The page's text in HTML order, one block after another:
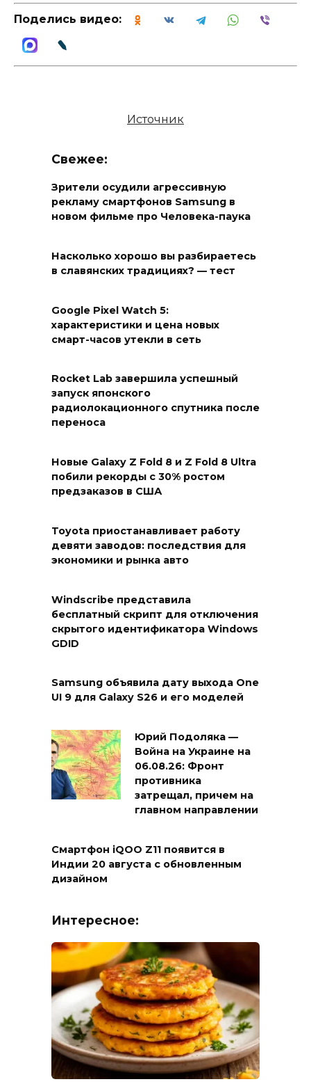
Поделись видео:
Источник
Свежее:
Зрители осудили агрессивную
рекламу смартфонов Samsung в
новом фильме про Человека-паука
Насколько хорошо вы разбираетесь
в славянских традициях? — тест
Google Pixel Watch 5:
характеристики и цена новых
смарт-часов утекли в сеть
Rocket Lab завершила успешный
запуск японского
радиолокационного спутника после
переноса
Новые Galaxy Z Fold 8 и Z Fold 8 Ultra
побили рекорды с 30% ростом
предзаказов в США
Toyota приостанавливает работу
девяти заводов: последствия для
экономики и рынка авто
Windscribe представила
бесплатный скрипт для отключения
скрытого идентификатора Windows
GDID
Samsung объявила дату выхода One
UI 9 для Galaxy S26 и его моделей
Юрий Подоляка —
Война на Украине на
06.08.26: Фронт
противника
затрещал, причем на
главном направлении
Смартфон iQOO Z11 появится в
Индии 20 августа с обновленным
дизайном
Интересное: